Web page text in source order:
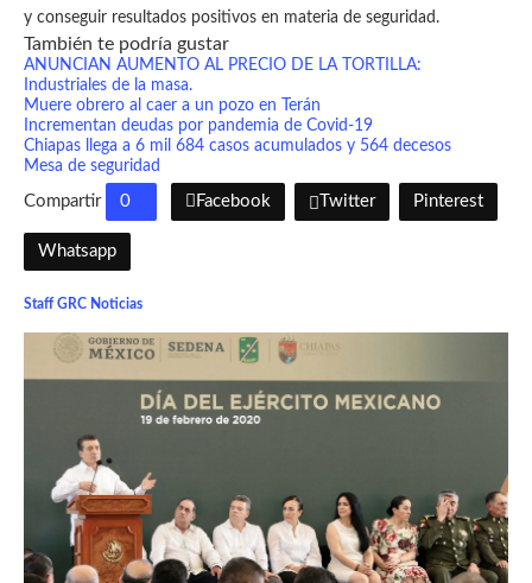
y conseguir resultados positivos en materia de seguridad.
También te podría gustar
ANUNCIAN AUMENTO AL PRECIO DE LA TORTILLA:
Industriales de la masa.
Muere obrero al caer a un pozo en Terán
Incrementan deudas por pandemia de Covid-19
Chiapas llega a 6 mil 684 casos acumulados y 564 decesos
Mesa de seguridad
Compartir 0 Facebook Twitter Pinterest
Whatsapp
Staff GRC Noticias